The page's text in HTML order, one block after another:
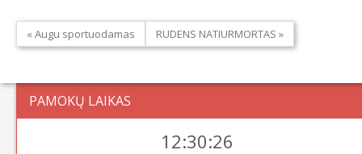
« Augu sportuodamas RUDENS NATIURMORTAS »
PAMOKŲ LAIKAS
12:30:26